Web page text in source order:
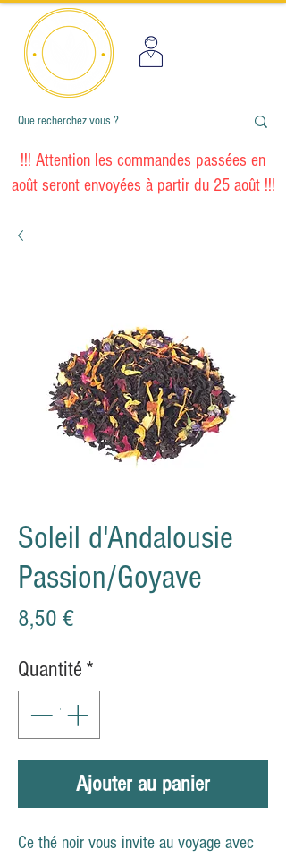
!!! Attention les commandes passées en
août seront envoyées à partir du 25 août !!!
Soleil d'Andalousie
Passion/Goyave
8,50 €Prix
Quantité *
Ajouter au panier
Ce thé noir vous invite au voyage avec